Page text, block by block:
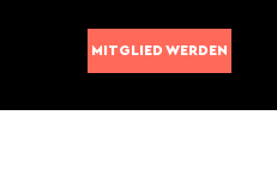
MITGLIED WERDEN